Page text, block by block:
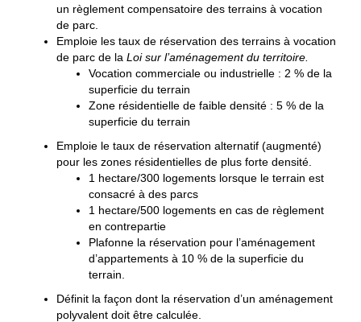
un règlement compensatoire des terrains à vocation
de parc.
Emploie les taux de réservation des terrains à vocation
de parc de la Loi sur l’aménagement du territoire.
Vocation commerciale ou industrielle : 2 % de la
superficie du terrain
Zone résidentielle de faible densité : 5 % de la
superficie du terrain
Emploie le taux de réservation alternatif (augmenté)
pour les zones résidentielles de plus forte densité.
1 hectare/300 logements lorsque le terrain est
consacré à des parcs
1 hectare/500 logements en cas de règlement
en contrepartie
Plafonne la réservation pour l’aménagement
d’appartements à 10 % de la superficie du
terrain.
Définit la façon dont la réservation d’un aménagement
polyvalent doit être calculée.